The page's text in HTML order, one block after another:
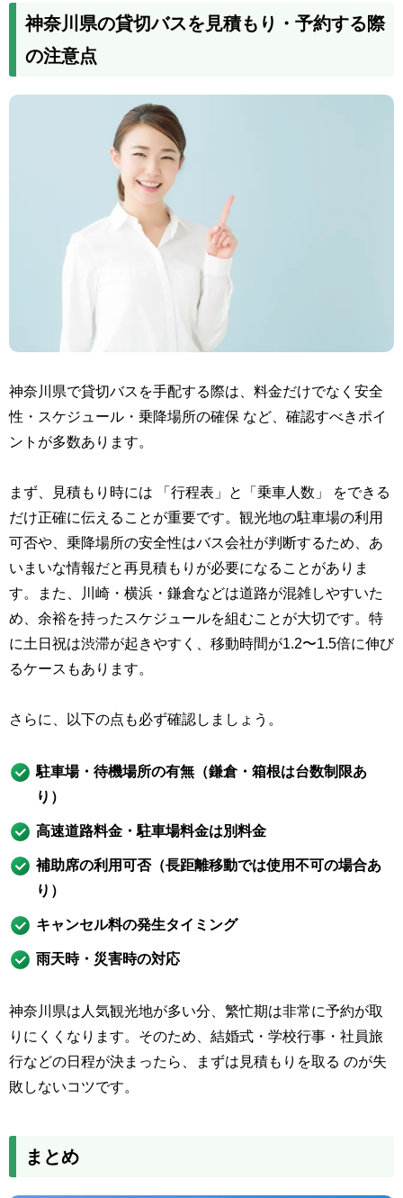
神奈川県の貸切バスを見積もり・予約する際
の注意点
神奈川県で貸切バスを手配する際は、料金だけでなく安全
性・スケジュール・乗降場所の確保 など、確認すべきポイ
ントが多数あります。
まず、見積もり時には 「行程表」と「乗車人数」 をできる
だけ正確に伝えることが重要です。観光地の駐車場の利用
可否や、乗降場所の安全性はバス会社が判断するため、あ
いまいな情報だと再見積もりが必要になることがありま
す。また、川崎・横浜・鎌倉などは道路が混雑しやすいた
め、余裕を持ったスケジュールを組むことが大切です。特
に土日祝は渋滞が起きやすく、移動時間が1.2〜1.5倍に伸び
るケースもあります。
さらに、以下の点も必ず確認しましょう。
駐車場・待機場所の有無（鎌倉・箱根は台数制限あ
り）
高速道路料金・駐車場料金は別料金
補助席の利用可否（長距離移動では使用不可の場合あ
り）
キャンセル料の発生タイミング
雨天時・災害時の対応
神奈川県は人気観光地が多い分、繁忙期は非常に予約が取
りにくくなります。そのため、結婚式・学校行事・社員旅
行などの日程が決まったら、まずは見積もりを取る のが失
敗しないコツです。
まとめ